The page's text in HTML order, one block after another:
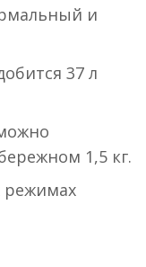
и
37 л
1,5 кг.
режимах